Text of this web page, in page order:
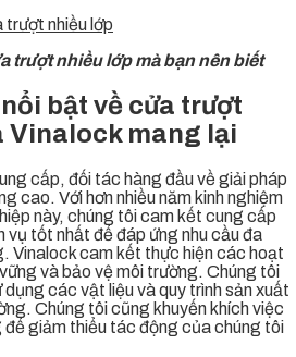
trượt nhiều lớp mà bạn nên biết
bật về cửa trượt
Vinalock mang lại
cấp, đối tác hàng đầu về giải pháp
cao. Với hơn nhiều năm kinh nghiệm
này, chúng tôi cam kết cung cấp
vụ tốt nhất để đáp ứng nhu cầu đa
Vinalock cam kết thực hiện các hoạt
và bảo vệ môi trường. Chúng tôi
các vật liệu và quy trình sản xuất
Chúng tôi cũng khuyến khích việc
để giảm thiểu tác động của chúng tôi